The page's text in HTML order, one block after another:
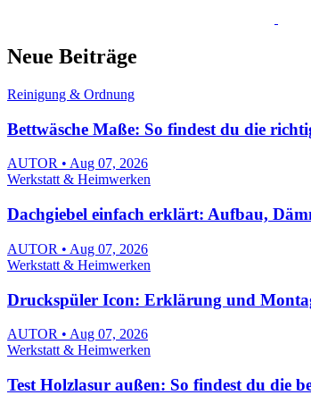
Neue Beiträge
Reinigung & Ordnung
Bettwäsche Maße: So findest du die
AUTOR • Aug 07, 2026
Werkstatt & Heimwerken
Dachgiebel einfach erklärt: Aufbau,
AUTOR • Aug 07, 2026
Werkstatt & Heimwerken
Druckspüler Icon: Erklärung und
AUTOR • Aug 07, 2026
Werkstatt & Heimwerken
Test Holzlasur außen: So findest du die